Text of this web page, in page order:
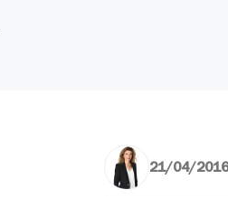
21/04/